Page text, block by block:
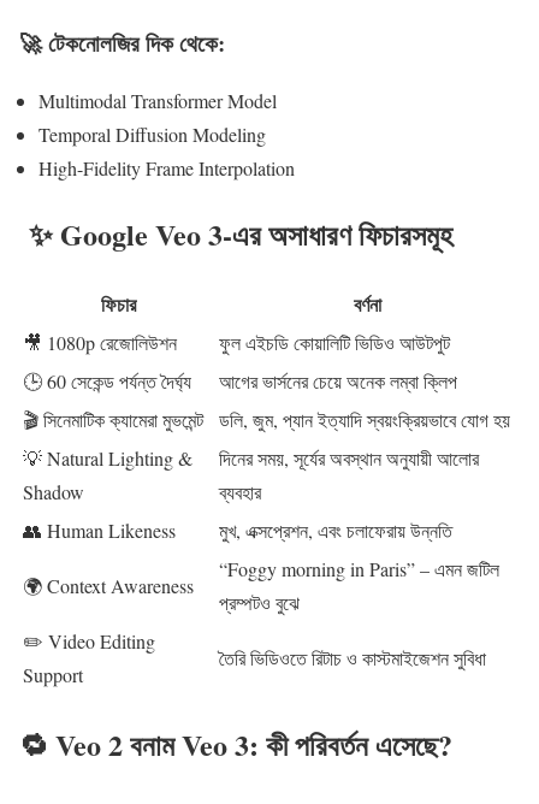
🚀 টেকনোলজির দিক থেকে:
Multimodal Transformer Model
Temporal Diffusion Modeling
High-Fidelity Frame Interpolation
✨ Google Veo 3-এর অসাধারণ ফিচারসমূহ
ফিচার বর্ণনা
🎥 1080p রেজোলিউশন
ফুল এইচডি কোয়ালিটি ভিডিও আউটপুট
🕒 60 সেকেন্ড পর্যন্ত দৈর্ঘ্য
আগের ভার্সনের চেয়ে অনেক লম্বা ক্লিপ
🎬 সিনেমাটিক ক্যামেরা মুভমেন্ট
ডলি, জুম, প্যান ইত্যাদি স্বয়ংক্রিয়ভাবে যোগ হয়
💡 Natural Lighting &
Shadow
দিনের সময়, সূর্যের অবস্থান অনুযায়ী আলোর
ব্যবহার
👥 Human Likeness
মুখ, এক্সপ্রেশন, এবং চলাফেরায় উন্নতি
🌍 Context Awareness
“Foggy morning in Paris” – এমন জটিল
প্রম্পটও বুঝে
✏️ Video Editing
Support
তৈরি ভিডিওতে রিটাচ ও কাস্টমাইজেশন সুবিধা
🔁 Veo 2 বনাম Veo 3: কী পরিবর্তন এসেছে?